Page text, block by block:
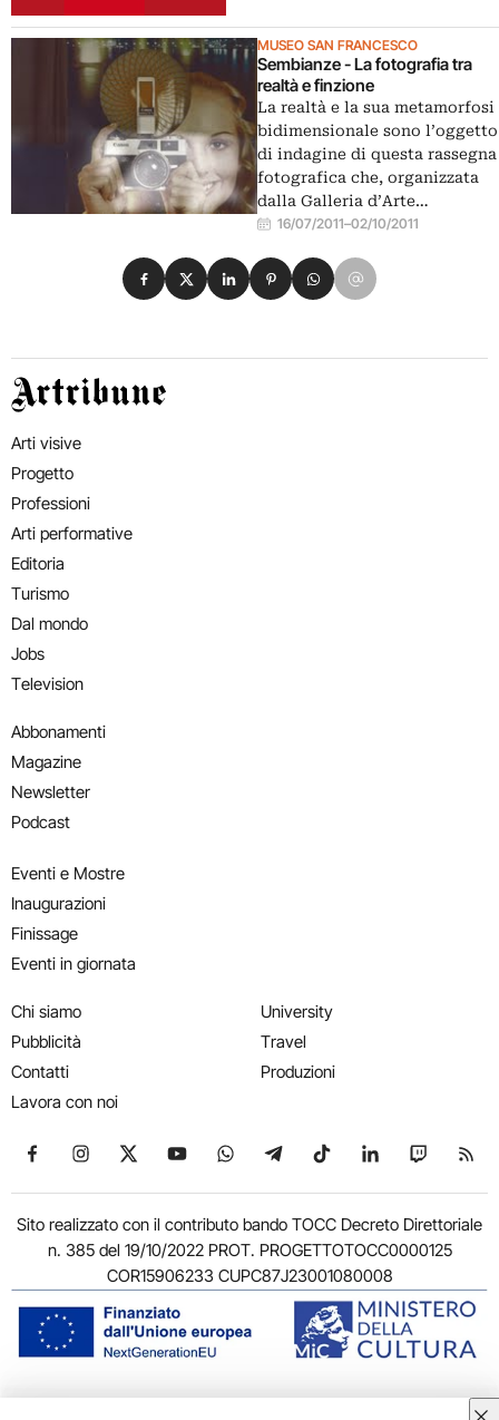
MUSEO SAN FRANCESCO
Sembianze - La fotografia tra
realtà e finzione
La realtà e la sua metamorfosi
bidimensionale sono l’oggetto
di indagine di questa rassegna
fotografica che, organizzata
dalla Galleria d’Arte…
16/07/2011–02/10/2011
Condividi su Facebook
Condividi su X
Condividi su LinkedIn
Condividi su Pinterest
Condividi su WhatsApp
Condividi su Email
Artribune
Arti visive
Progetto
Professioni
Arti performative
Editoria
Turismo
Dal mondo
Jobs
Television
Abbonamenti
Magazine
Newsletter
Podcast
Eventi e Mostre
Inaugurazioni
Finissage
Eventi in giornata
Chi siamo
Pubblicità
Contatti
Lavora con noi
University
Travel
Produzioni
Seguici su Facebook
Seguici su Instagram
Seguici su X
Seguici su YouTube
Seguici su WhatsApp
Seguici su Telegram
Seguici su TikTok
Seguici su
Seguici
Sito realizzato con il contributo bando TOCC Decreto Direttoriale
n. 385 del 19/10/2022 PROT. PROGETTOTOCC0000125
COR15906233 CUPC87J23001080008